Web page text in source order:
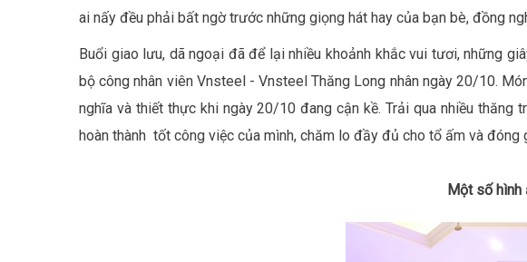
ai nấy đều phải bất ngờ trước những giọng hát hay của bạn bè, đồng
Buổi giao lưu, dã ngoại đã để lại nhiều khoảnh khắc vui tươi, những
bộ công nhân viên Vnsteel - Vnsteel Thăng Long nhân ngày 20/10.
nghĩa và thiết thực khi ngày 20/10 đang cận kề. Trải qua nhiều
hoàn thành tốt công việc của mình, chăm lo đầy đủ cho tổ ấm và
Một số hình